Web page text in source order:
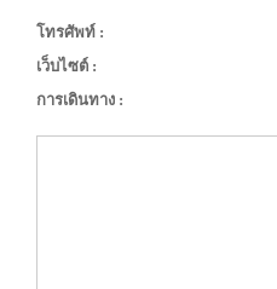
โทรศัพท์ :
เว็บไซต์ :
การเดินทาง :